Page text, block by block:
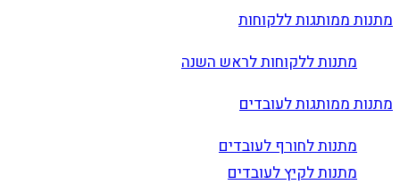
מתנות ממותגות ללקוחות
מתנות ללקוחות לראש השנה
מתנות ממותגות לעובדים
מתנות לחורף לעובדים
מתנות לקיץ לעובדים